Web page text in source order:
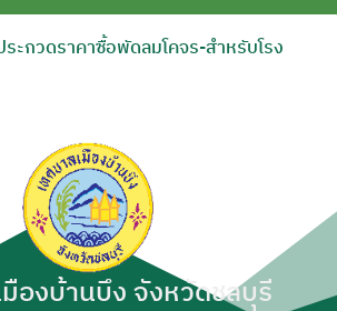
ะกวดราคาซื้อพัดลมโคจร-สำหรับโรง
องบ้านบึง จังหวัดชลบุรี